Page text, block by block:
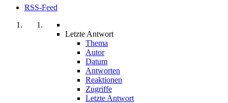
RSS-Feed
Letzte Antwort
Thema
Autor
Datum
Antworten
Reaktionen
Zugriffe
Letzte Antwort